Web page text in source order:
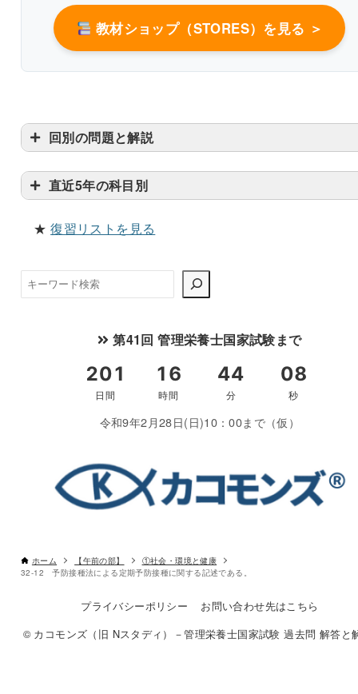
教材ショップ（STORES）を見る ＞
回別の問題と解説
直近5年の科目別
★復習リストを見る
検
索
第41回 管理栄養士国家試験まで
令和9年2月28日(日)10：00まで（仮）
ホーム 【午前の部】
①社会・環境と健康
32-12 予防接種法による定期予防接種に関する記述である。
プライバシーポリシー
お問い合わせ先はこちら
© カコモンズ（旧 Nスタディ）－管理栄養士国家試験 過去問 解答と